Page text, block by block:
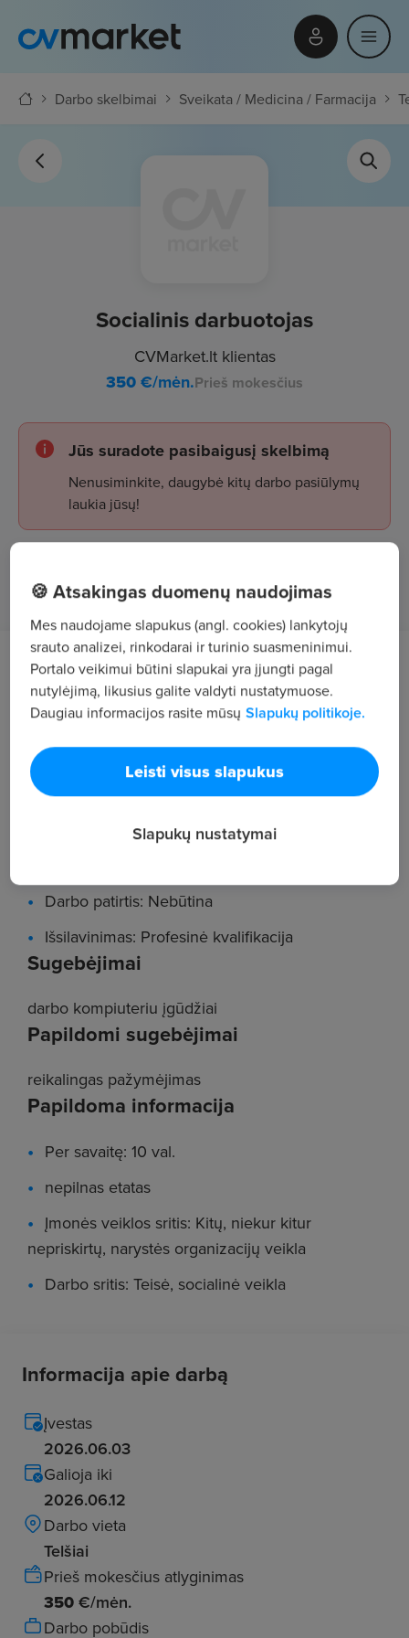
Darbo skelbimai Sveikata / Medicina / Farmacija
Socialinis darbuotojas
CVMarket.lt klientas
350€/mėn.Prieš mokesčius
Jūs suradote pasibaigusį skelbimą
Nenusiminkite, daugybė kitų darbo pasiūlymų
laukia jūsų!
Žiūrėti skelbimus
Darbo aprašymas
Administruoja dokumentus susijusius su
reabilitacijos veikla, organizuoja mokymus, teikia
ataskaitas bei inicijuoja klientų integraciją į darbo
rinką.
Darbo patirtis: Nebūtina
Išsilavinimas: Profesinė kvalifikacija
Sugebėjimai
darbo kompiuteriu įgūdžiai
Papildomi sugebėjimai
reikalingas pažymėjimas
Papildoma informacija
Per savaitę: 10 val.
nepilnas etatas
Įmonės veiklos sritis: Kitų, niekur kitur
nepriskirtų, narystės organizacijų veikla
Darbo sritis: Teisė, socialinė veikla
Informacija apie darbą
Įvestas
2026.06.03
Galioja iki
2026.06.12
Darbo vieta
Telšiai
Prieš mokesčius atlyginimas
350 €/mėn.
Darbo pobūdis
🍪 Atsakingas duomenų naudojimas
Mes naudojame slapukus (angl. cookies) lankytojų
srauto analizei, rinkodarai ir turinio suasmeninimui.
Portalo veikimui būtini slapukai yra įjungti pagal
nutylėjimą, likusius galite valdyti nustatymuose.
Daugiau informacijos rasite mūsų Slapukų politikoje.
Leisti visus slapukus
Slapukų nustatymai